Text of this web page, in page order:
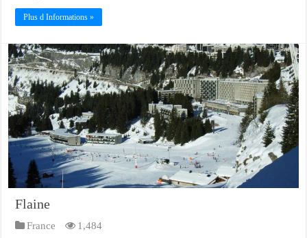
Plus d Informations »
Flaine
France 1,484